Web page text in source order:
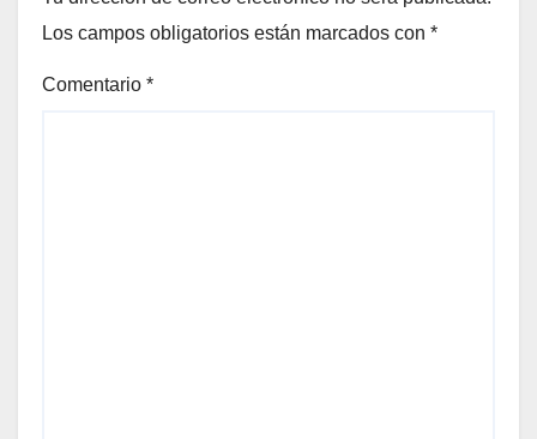
Los campos obligatorios están marcados con *
Comentario *